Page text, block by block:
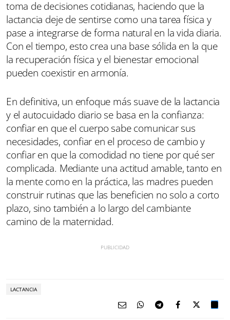
toma de decisiones cotidianas, haciendo que la
lactancia deje de sentirse como una tarea física y
pase a integrarse de forma natural en la vida diaria.
Con el tiempo, esto crea una base sólida en la que
la recuperación física y el bienestar emocional
pueden coexistir en armonía.
En definitiva, un enfoque más suave de la lactancia
y el autocuidado diario se basa en la confianza:
confiar en que el cuerpo sabe comunicar sus
necesidades, confiar en el proceso de cambio y
confiar en que la comodidad no tiene por qué ser
complicada. Mediante una actitud amable, tanto en
la mente como en la práctica, las madres pueden
construir rutinas que las beneficien no solo a corto
plazo, sino también a lo largo del cambiante
camino de la maternidad.
LACTANCIA